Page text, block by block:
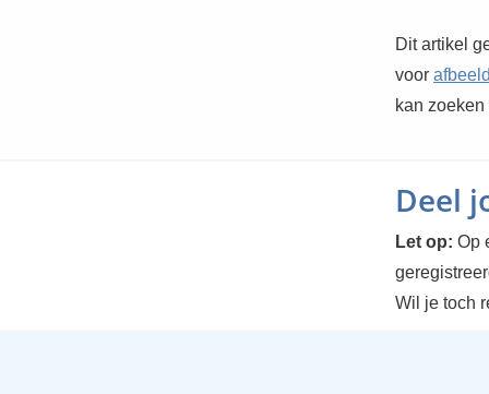
Dit artikel
voor
kan
Deel
Let op: Op
Wil je toch